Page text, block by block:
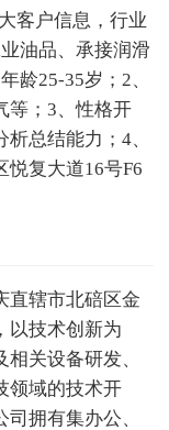
客户信息，行业
油品、承接润滑
龄25-35岁；2、
等；3、性格开
总结能力；4、
悦复大道16号F6
直辖市北碚区金
以技术创新为
关设备研发、
领域的技术开
拥有集办公、